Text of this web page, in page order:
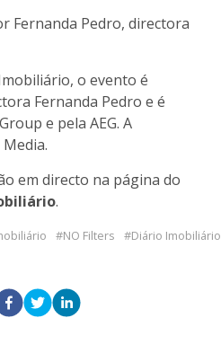
Fernanda Pedro, directora
o evento é
Fernanda Pedro e é
e pela AEG. A
em directo na página do
.
NO Filters Diário Imobiliário